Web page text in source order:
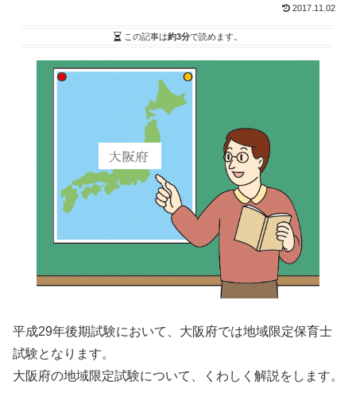
2017.11.02
この記事は約3分で読めます。
平成29年後期試験において、 大阪府では地域限定保育士
試験となります。
大阪府の地域限定試験について、くわしく解説をします。